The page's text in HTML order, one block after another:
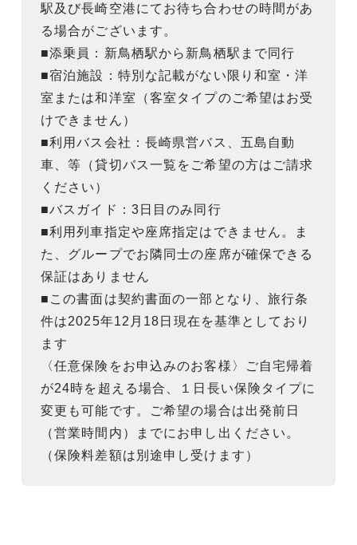
駅及び長崎空港にてお待ち合わせの時間があ
る場合がございます。
■添乗員：新鳥栖駅から新鳥栖駅まで同行
■宿泊施設：特別な記載がない限り和室・洋
室または和洋室（客室タイプのご希望はお受
けできません）
■利用バス会社：長崎県営バス、五島自動
車、等（貸切バス一覧をご希望の方はご請求
ください）
■バスガイド：3日目のみ同行
■利用列車指定や座席指定はできません。ま
た、グループでお隣同士の座席が確保できる
保証はありません
■この書面は契約書面の一部となり、旅行条
件は2025年12月18日現在を基準としており
ます
〈任意保険をお申込みのお客様〉ご自宅帰着
が24時を超える場合、１日長い保険タイプに
変更も可能です。ご希望の場合は出発前日
（営業時間内）までにお申し出ください。
（保険料差額は別途申し受けます）